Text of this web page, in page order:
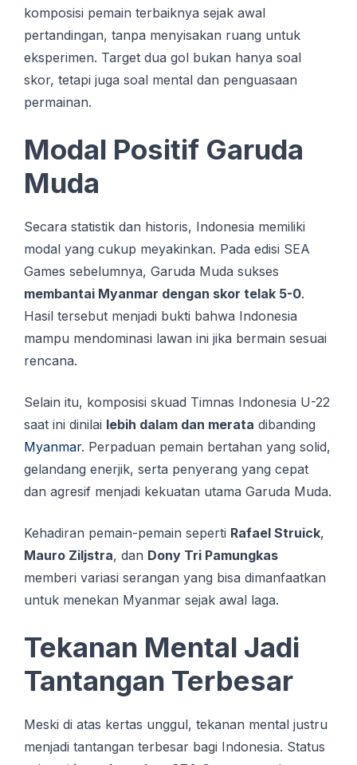
komposisi pemain terbaiknya sejak awal
pertandingan, tanpa menyisakan ruang untuk
eksperimen. Target dua gol bukan hanya soal
skor, tetapi juga soal mental dan penguasaan
permainan.
Modal Positif Garuda
Muda
Secara statistik dan historis, Indonesia memiliki
modal yang cukup meyakinkan. Pada edisi SEA
Games sebelumnya, Garuda Muda sukses
membantai Myanmar dengan skor telak 5-0.
Hasil tersebut menjadi bukti bahwa Indonesia
mampu mendominasi lawan ini jika bermain sesuai
rencana.
Selain itu, komposisi skuad Timnas Indonesia U-22
saat ini dinilai lebih dalam dan merata dibanding
Myanmar. Perpaduan pemain bertahan yang solid,
gelandang enerjik, serta penyerang yang cepat
dan agresif menjadi kekuatan utama Garuda Muda.
Kehadiran pemain-pemain seperti Rafael Struick,
Mauro Ziljstra, dan Dony Tri Pamungkas
memberi variasi serangan yang bisa dimanfaatkan
untuk menekan Myanmar sejak awal laga.
Tekanan Mental Jadi
Tantangan Terbesar
Meski di atas kertas unggul, tekanan mental justru
menjadi tantangan terbesar bagi Indonesia. Status